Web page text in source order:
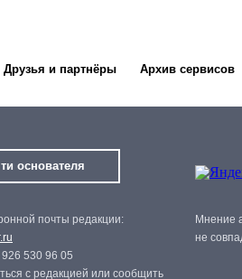
Друзья и партнёры Архив сервисов
основателя
почты редакции:
530 96 05
с редакцией или сообщить
Мнение
не